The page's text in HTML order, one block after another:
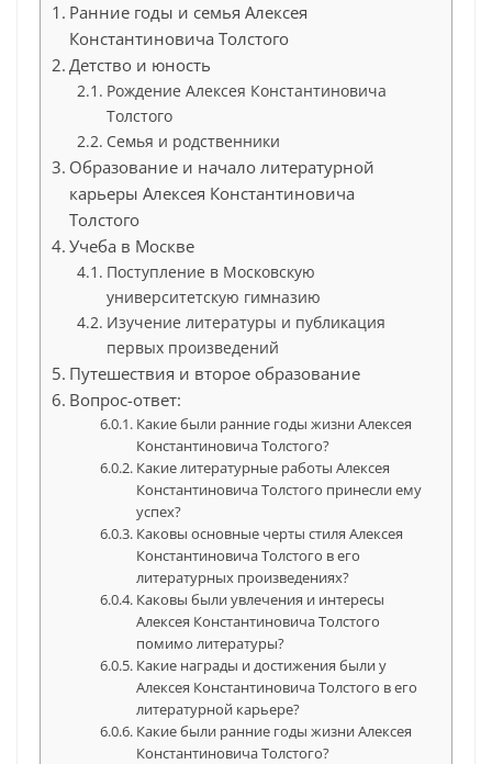
Ранние годы и семья Алексея
Константиновича Толстого
Детство и юность
Рождение Алексея Константиновича
Толстого
Семья и родственники
Образование и начало литературной
карьеры Алексея Константиновича
Толстого
Учеба в Москве
Поступление в Московскую
университетскую гимназию
Изучение литературы и публикация
первых произведений
Путешествия и второе образование
Вопрос-ответ:
Какие были ранние годы жизни Алексея
Константиновича Толстого?
Какие литературные работы Алексея
Константиновича Толстого принесли ему
успех?
Каковы основные черты стиля Алексея
Константиновича Толстого в его
литературных произведениях?
Каковы были увлечения и интересы
Алексея Константиновича Толстого
помимо литературы?
Какие награды и достижения были у
Алексея Константиновича Толстого в его
литературной карьере?
Какие были ранние годы жизни Алексея
Константиновича Толстого?